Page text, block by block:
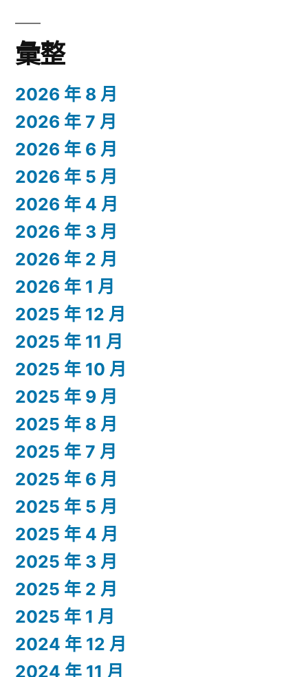
彙整
2026 年 8 月
2026 年 7 月
2026 年 6 月
2026 年 5 月
2026 年 4 月
2026 年 3 月
2026 年 2 月
2026 年 1 月
2025 年 12 月
2025 年 11 月
2025 年 10 月
2025 年 9 月
2025 年 8 月
2025 年 7 月
2025 年 6 月
2025 年 5 月
2025 年 4 月
2025 年 3 月
2025 年 2 月
2025 年 1 月
2024 年 12 月
2024 年 11 月